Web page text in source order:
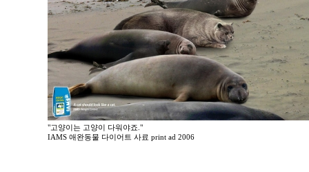
"고양이는 고양이 다워야죠."
IAMS 애완동물 다이어트 사료 print ad 2006